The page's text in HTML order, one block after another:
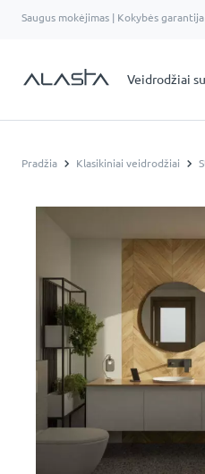
Saugus mokėjimas | Kokybės garantija
Veidrodžiai
Pradžia Klasikiniai veidrodžiai